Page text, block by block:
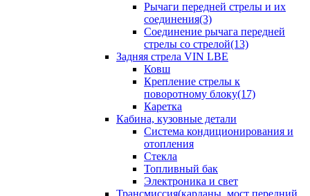
Рычаги передней стрелы и их
соединения(3)
Соединение рычага передней
стрелы со стрелой(13)
Задняя стрела VIN LBE
Ковш
Крепление стрелы к
поворотному блоку(17)
Каретка
Кабина, кузовные детали
Система кондиционирования и
отопления
Стекла
Топливный бак
Электроника и свет
Трансмиссия(карданы, мост передний,